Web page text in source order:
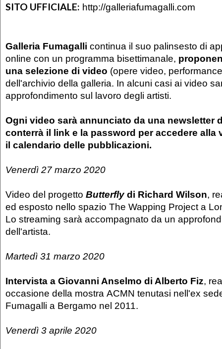
SITO UFFICIALE: http://galleriafumagalli.com
Galleria Fumagalli continua il suo palinsesto di
online con un programma bisettimanale,
una selezione di video (opere video,
dell'archivio della galleria. In alcuni casi ai video
approfondimento sul lavoro degli artisti.
Ogni video sarà annunciato da una newsletter
conterrà il link e la password per accedere alla
il calendario delle pubblicazioni.
Venerdì 27 marzo 2020
Video del progetto Butterflydi Richard Wilson,
ed esposto nello spazio The Wapping Project a
Lo streaming sarà accompagnato da un
dell'artista.
Martedì 31 marzo 2020
Intervista a Giovanni Anselmo di Alberto Fiz,
occasione della mostra ACMN tenutasi nell'ex
Fumagalli a Bergamo nel 2011.
Venerdì 3 aprile 2020